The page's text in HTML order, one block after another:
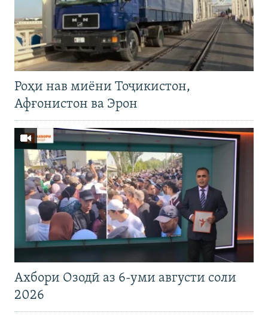
Роҳи нав миёни Тоҷикистон,
Афғонистон ва Эрон
Ахбори Озодӣ аз 6-уми августи соли
2026